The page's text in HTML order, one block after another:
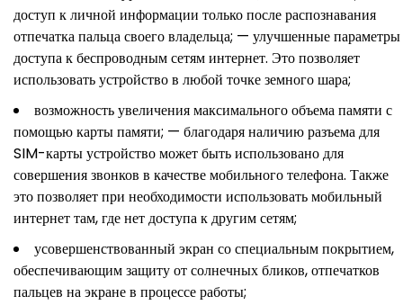
доступ к личной информации только после распознавания
отпечатка пальца своего владельца; — улучшенные параметры
доступа к беспроводным сетям интернет. Это позволяет
использовать устройство в любой точке земного шара;
возможность увеличения максимального объема памяти с
помощью карты памяти; — благодаря наличию разъема для
SIM-карты устройство может быть использовано для
совершения звонков в качестве мобильного телефона. Также
это позволяет при необходимости использовать мобильный
интернет там, где нет доступа к другим сетям;
усовершенствованный экран со специальным покрытием,
обеспечивающим защиту от солнечных бликов, отпечатков
пальцев на экране в процессе работы;